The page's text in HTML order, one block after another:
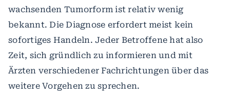
wachsenden Tumorform ist relativ wenig
bekannt. Die Diagnose erfordert meist kein
sofortiges Handeln. Jeder Betroffene hat also
Zeit, sich gründlich zu informieren und mit
Ärzten verschiedener Fachrichtungen über das
weitere Vorgehen zu sprechen.